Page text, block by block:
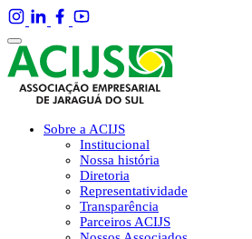
Sobre a ACIJS
Institucional
Nossa história
Diretoria
Representatividade
Transparência
Parceiros ACIJS